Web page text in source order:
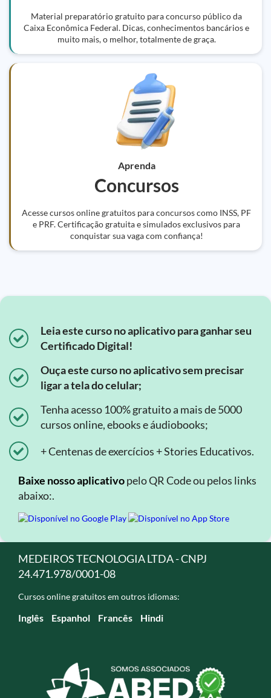
Material preparatório gratuito para concurso público da
Caixa Econômica Federal. Dicas, conhecimentos bancários e
muito mais, o melhor, totalmente de graça.
Aprenda
Concursos
Acesse cursos online gratuitos para concursos como INSS, PF
e PRF. Certificação gratuita e simulados exclusivos para
conquistar sua vaga com confiança!
Leia este curso no aplicativo para ganhar seu
Certificado Digital!
Ouça este curso no aplicativo sem precisar
ligar a tela do celular;
Tenha acesso 100% gratuito a mais de 5000
cursos online, ebooks e áudiobooks;
+ Centenas de exercícios + Stories Educativos.
Baixe nosso aplicativopelo QR Code ou pelos links
abaixo:.
MEDEIROS TECNOLOGIA LTDA - CNPJ
24.471.978/0001-08
Cursos online gratuitos em outros idiomas:
Inglês Espanhol Francês Hindi